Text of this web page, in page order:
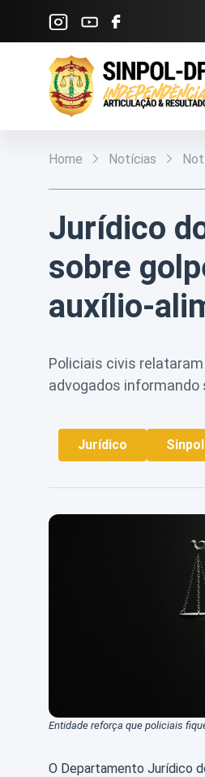
Pular para o Conteúdo principal
Home Notícias
Jurídico
sobre
auxílio-
Policiais civis
advogados
Jurídico
Entidade reforça que policiais
O Departamento Jurídico